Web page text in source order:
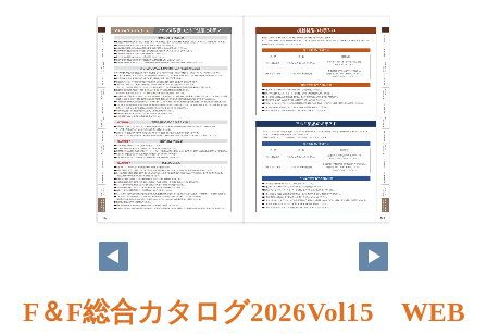
F＆F総合カタログ2026Vol15 WEB